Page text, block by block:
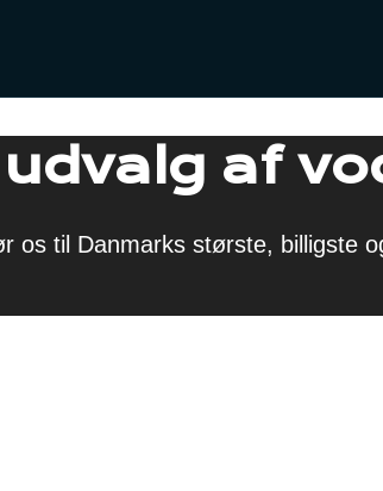
af
os til Danmarks største, billigste